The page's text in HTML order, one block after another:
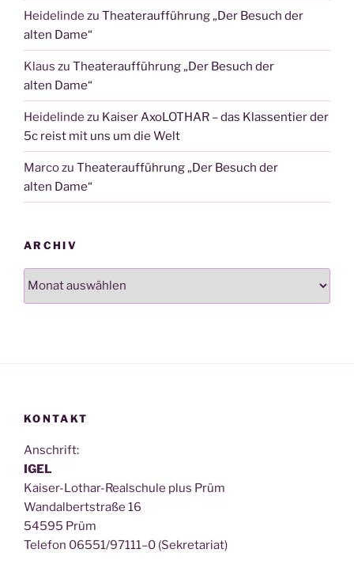
Heidelinde zu Theateraufführung „Der Besuch der
alten Dame“
Klaus zu Theateraufführung „Der Besuch der
alten Dame“
Heidelinde zu Kaiser AxoLOTHAR – das Klassentier der
5c reist mit uns um die Welt
Marcozu Theateraufführung „Der Besuch der
alten Dame“
ARCHIV
KONTAKT
Anschrift:
IGEL
Kai­ser-Lothar-Real­schu­le plus Prüm
Wan­dal­bert­stra­ße 16
54595 Prüm
Tele­fon 06551/97111–0 (Sekre­ta­ri­at)